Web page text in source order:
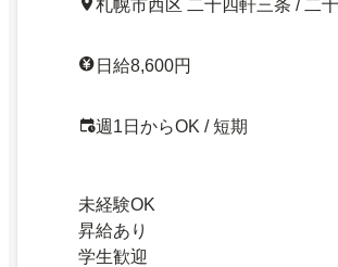
札幌市西区 二十四軒三条 / 二
日給8,600円
週1日からOK / 短期
未経験OK
昇給あり
学生歓迎